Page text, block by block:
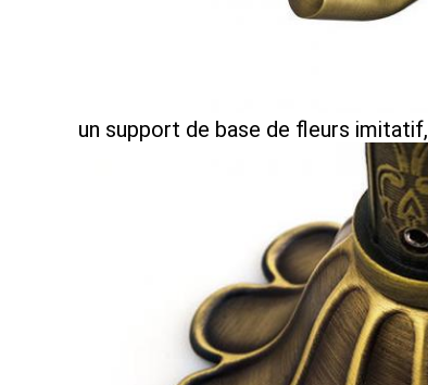
un support de base de fleurs imitatif,